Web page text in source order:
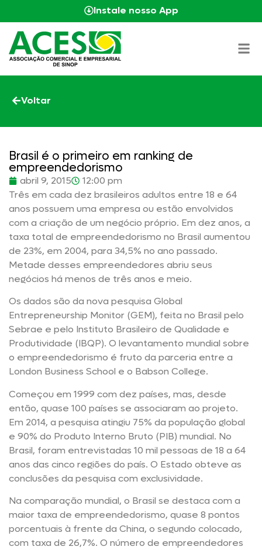
Instale nosso App
Voltar
Brasil é o primeiro em ranking de
empreendedorismo
abril 9, 2015
12:00 pm
Três em cada dez brasileiros adultos entre 18 e 64
anos possuem uma empresa ou estão envolvidos
com a criação de um negócio próprio. Em dez anos, a
taxa total de empreendedorismo no Brasil aumentou
de 23%, em 2004, para 34,5% no ano passado.
Metade desses empreendedores abriu seus
negócios há menos de três anos e meio.
Os dados são da nova pesquisa Global
Entrepreneurship Monitor (GEM), feita no Brasil pelo
Sebrae e pelo Instituto Brasileiro de Qualidade e
Produtividade (IBQP). O levantamento mundial sobre
o empreendedorismo é fruto da parceria entre a
London Business School e o Babson College.
Começou em 1999 com dez países, mas, desde
então, quase 100 países se associaram ao projeto.
Em 2014, a pesquisa atingiu 75% da população global
e 90% do Produto Interno Bruto (PIB) mundial. No
Brasil, foram entrevistadas 10 mil pessoas de 18 a 64
anos das cinco regiões do país. O Estado obteve as
conclusões da pesquisa com exclusividade.
Na comparação mundial, o Brasil se destaca com a
maior taxa de empreendedorismo, quase 8 pontos
porcentuais à frente da China, o segundo colocado,
com taxa de 26,7%. O número de empreendedores